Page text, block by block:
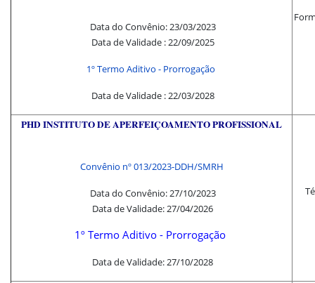
Data do Convênio: 23/03/2023
Data de Validade : 22/09/2025
1º Termo Aditivo - Prorrogação
Data de Validade : 22/03/2028
PHD INSTITUTO DE APERFEIÇOAMENTO PROFISSIONAL
Convênio nº 013/2023-DDH/SMRH
Data do Convênio: 27/10/2023
Data de Validade: 27/04/2026
1º Termo Aditivo - Prorrogação
Data de Validade: 27/10/2028